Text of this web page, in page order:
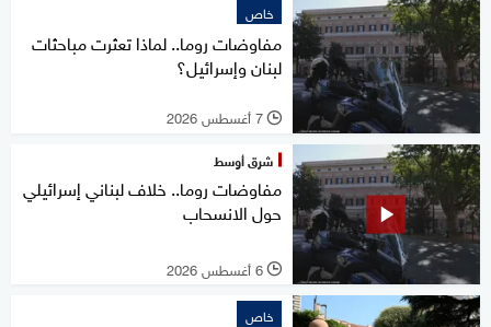
خاص
مفاوضات روما.. لماذا تعثرت مباحثات
لبنان وإسرائيل؟
l 7 أغسطس 2026
شرق أوسط
مفاوضات روما.. خلاف لبناني إسرائيلي
حول الانسحاب
l 6 أغسطس 2026
خاص